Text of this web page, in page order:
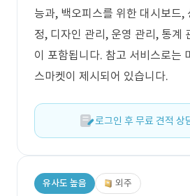
능과, 백오피스를 위한 대시보드,
정, 디자인 관리, 운영 관리, 통계
이 포함됩니다. 참고 서비스로는
스마켓이 제시되어 있습니다.
로그인 후 무료 견적 상
유사도 높음 외주